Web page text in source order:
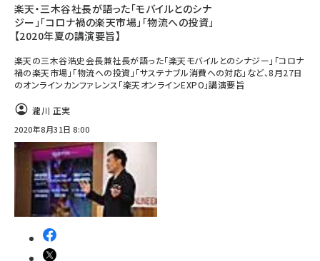
楽天・三木谷社長が語った「モバイルとのシナ
ジー」「コロナ禍の楽天市場」「物流への投資」
【2020年夏の講演要旨】
楽天の三木谷浩史会長兼社長が語った「楽天モバイルとのシナジー」「コロナ
禍の楽天市場」「物流への投資」「サステナブル消費への対応」など、8月27日
のオンラインカンファレンス「楽天オンラインEXPO」講演要旨
瀧川 正実
2020年8月31日 8:00